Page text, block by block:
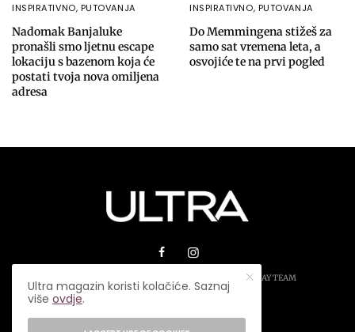
INSPIRATIVNO, PUTOVANJA
Nadomak Banjaluke
pronašli smo ljetnu escape
lokaciju s bazenom koja će
postati tvoja nova omiljena
adresa
INSPIRATIVNO, PUTOVANJA
Do Memmingena stižeš za
samo sat vremena leta, a
osvojiće te na prvi pogled
© 2026 ULTRA MAGAZIN. SVA PRAVA ZADRŽANA.PLAY TEAM
Ultra magazin koristi kolačiće. Saznaj
višeovdje.